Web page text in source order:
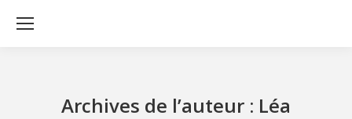
Archives de l’auteur : Léa